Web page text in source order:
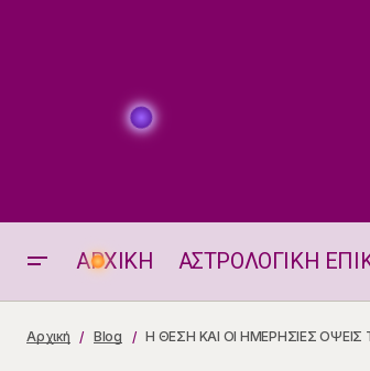
ΑΡΧΙΚΗ ΑΣΤΡΟΛΟΓΙΚΗ
Οι Τυχεροί Αριθμοί της Ημέρας
Αρχική Blog Η ΘΕΣΗ ΚΑΙ ΟΙ ΗΜΕΡΗΣΙΕΣ